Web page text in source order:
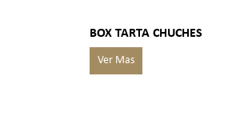
BOX TARTA CHUCHES